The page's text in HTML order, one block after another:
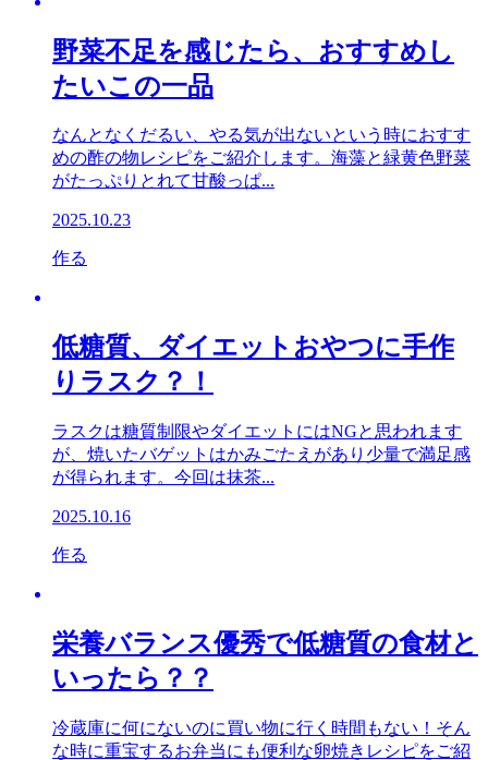
野菜不足を感じたら、おすすめし
たいこの一品
なんとなくだるい、やる気が出ないという時におすす
めの酢の物レシピをご紹介します。海藻と緑黄色野菜
がたっぷりとれて甘酸っぱ...
2025.10.23
作る
低糖質、ダイエットおやつに手作
りラスク？！
ラスクは糖質制限やダイエットにはNGと思われます
が、焼いたバゲットはかみごたえがあり少量で満足感
が得られます。今回は抹茶...
2025.10.16
作る
栄養バランス優秀で低糖質の食材と
いったら？？
冷蔵庫に何にないのに買い物に行く時間もない！そん
な時に重宝するお弁当にも便利な卵焼きレシピをご紹